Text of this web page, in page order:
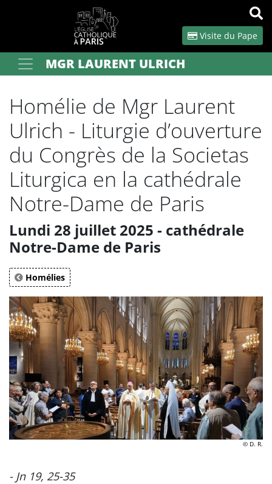
Visite du Pape
Votre rechercheMGR LAURENT ULRICH
Homélie de Mgr Laurent
Ulrich - Liturgie d’ouverture
du Congrès de la Societas
Liturgica en la cathédrale
Notre-Dame de Paris
Lundi 28 juillet 2025 - cathédrale
Notre-Dame de Paris
Homélies
© D. R.
- Jn 19, 25-35
Panneau de gestion des cookies